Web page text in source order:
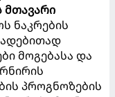
მთავარი
ნაკრების
მოგებასა და
პროგნოზების